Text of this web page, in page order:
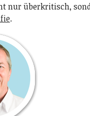
nur überkritisch,
.